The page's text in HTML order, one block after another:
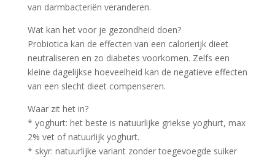
van darmbacteriën veranderen.
Wat kan het voor je gezondheid doen?
Probiotica kan de effecten van een calorierijk dieet
neutraliseren en zo diabetes voorkomen. Zelfs een
kleine dagelijkse hoeveelheid kan de negatieve effecten
van een slecht dieet compenseren.
Waar zit het in?
* yoghurt: het beste is natuurlijke griekse yoghurt, max
2% vet of natuurlijk yoghurt.
* skyr: natuurlijke variant zonder toegevoegde suiker